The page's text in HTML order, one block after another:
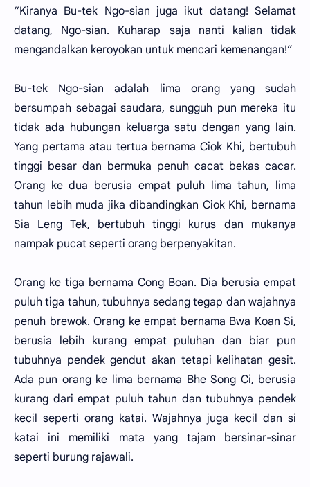
“Kiranya Bu-tek Ngo-sian juga ikut datang! Selamat
datang, Ngo-sian. Kuharap saja nanti kalian tidak
mengandalkan keroyokan untuk mencari kemenangan!”
Bu-tek Ngo-sian adalah lima orang yang sudah
bersumpah sebagai saudara, sungguh pun mereka itu
tidak ada hubungan keluarga satu dengan yang lain.
Yang pertama atau tertua bernama Ciok Khi, bertubuh
tinggi besar dan bermuka penuh cacat bekas cacar.
Orang ke dua berusia empat puluh lima tahun, lima
tahun lebih muda jika dibandingkan Ciok Khi, bernama
Sia Leng Tek, bertubuh tinggi kurus dan mukanya
nampak pucat seperti orang berpenyakitan.
Orang ke tiga bernama Cong Boan. Dia berusia empat
puluh tiga tahun, tubuhnya sedang tegap dan wajahnya
penuh brewok. Orang ke empat bernama Bwa Koan Si,
berusia lebih kurang empat puluhan dan biar pun
tubuhnya pendek gendut akan tetapi kelihatan gesit.
Ada pun orang ke lima bernama Bhe Song Ci, berusia
kurang dari empat puluh tahun dan tubuhnya pendek
kecil seperti orang katai. Wajahnya juga kecil dan si
katai ini memiliki mata yang tajam bersinar-sinar
seperti burung rajawali.